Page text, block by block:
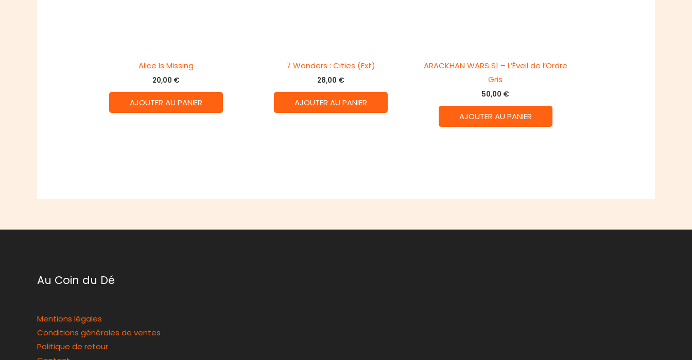
Alice Is Missing
20,00 €
AJOUTER AU PANIER
7 Wonders : Cities (Ext)
28,00 €
AJOUTER AU PANIER
ARACKHAN WARS S1 – L’Éveil de l’Ordre
Gris
50,00 €
AJOUTER AU PANIER
Au Coin du Dé
Mentions légales
Conditions générales de ventes
Politique de retour